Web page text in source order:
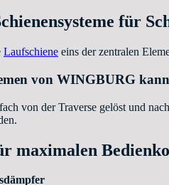
für
Laufschiene eins der zentralen
von WINGBURG
von der Traverse gelöst und
maximalen